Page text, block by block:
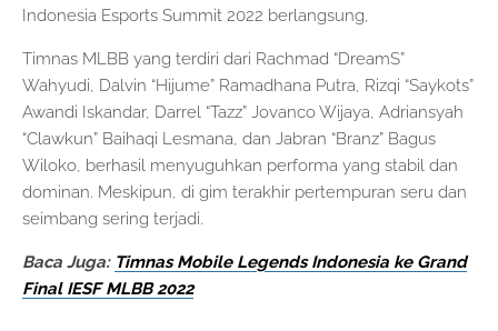
Indonesia Esports Summit 2022 berlangsung,
Timnas MLBB yang terdiri dari Rachmad “DreamS”
Wahyudi, Dalvin “Hijume” Ramadhana Putra, Rizqi “Saykots”
Awandi Iskandar, Darrel “Tazz” Jovanco Wijaya, Adriansyah
“Clawkun” Baihaqi Lesmana, dan Jabran “Branz” Bagus
Wiloko, berhasil menyuguhkan performa yang stabil dan
dominan. Meskipun, di gim terakhir pertempuran seru dan
seimbang sering terjadi.
Baca Juga: Timnas Mobile Legends Indonesia ke Grand
Final IESF MLBB 2022